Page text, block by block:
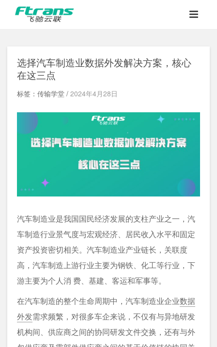
选择汽车制造业数据外发解决方案，核心
在这三点
标签：传输学堂 / 2024年4月28日
汽车制造业是我国国民经济发展的支柱产业之一，汽
车制造行业景气度与宏观经济、居民收入水平和固定
资产投资密切相关。汽车制造业产业链长，关联度
高，汽车制造上游行业主要为钢铁、化工等行业，下
游主要为个人消 费、基建、客运和军事等。
在汽车制造的整个生命周期中，汽车制造业企业数据
外发需求频繁，对很多车企来说，不仅有与异地研发
机构间、供应商之间的协同研发文件交换，还有与外